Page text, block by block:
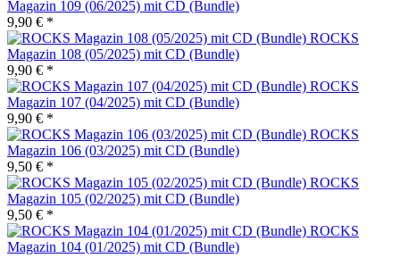
Magazin 109 (06/2025) mit CD (Bundle)
9,90 € *
ROCKS
Magazin 108 (05/2025) mit CD (Bundle)
9,90 € *
ROCKS
Magazin 107 (04/2025) mit CD (Bundle)
9,90 € *
ROCKS
Magazin 106 (03/2025) mit CD (Bundle)
9,50 € *
ROCKS
Magazin 105 (02/2025) mit CD (Bundle)
9,50 € *
ROCKS
Magazin 104 (01/2025) mit CD (Bundle)